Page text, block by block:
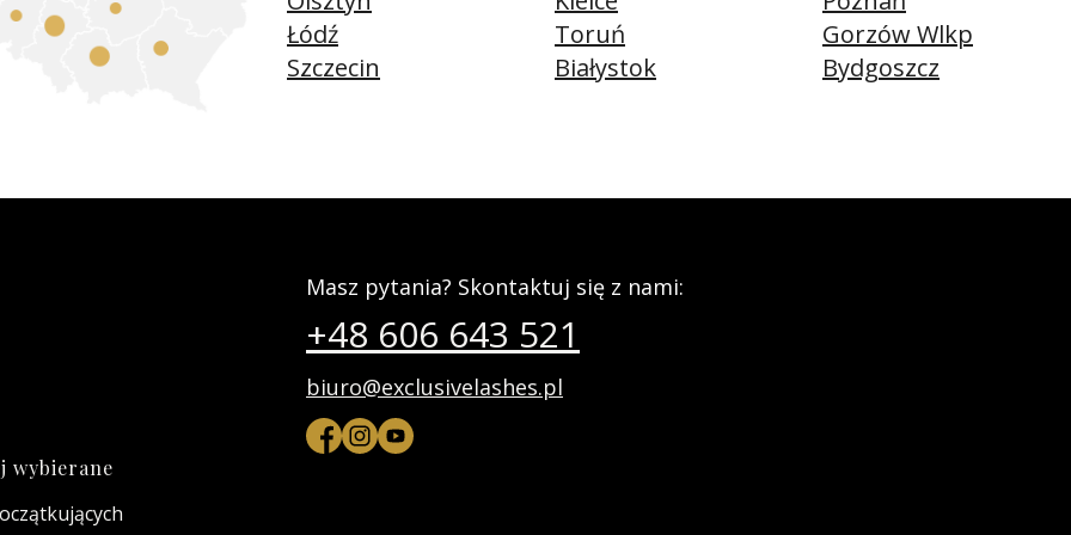
Łódź
Szczecin
Toruń
Białystok
Gorzów Wlkp
Bydgoszcz
Masz pytania? Skontaktuj się z nami:
+48 606 643 521
biuro@exclusivelashes.pl
wybierane